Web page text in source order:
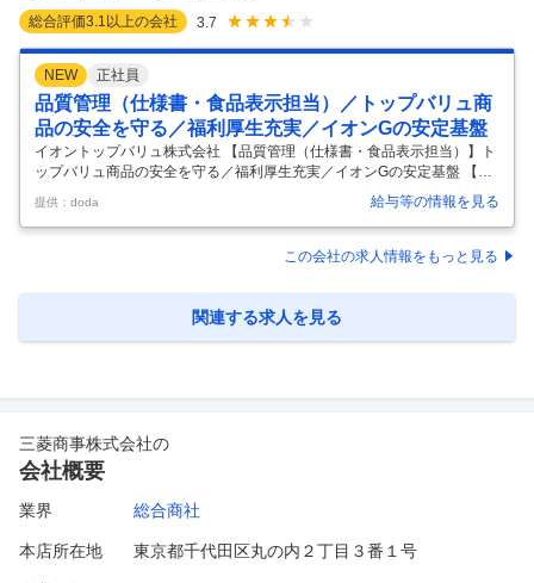
総合評価3.1 以上の会社 3.7
NEW 正社員
品質管理（仕様書・食品表示担当）／トップバリュ商
品の安全を守る／福利厚生充実／イオンGの安定基盤
イオントップバリュ株式会社 【品質管理（仕様書・食品表示担当）】ト
ップバリュ商品の安全を守る／福利厚生充実／イオンGの安定基盤 【仕
事内容】 【品質管理（仕様書・食品表示担当）】トップバリュ商品の安
全を守る／福利厚生充実／イオンGの安定基盤 【具体的な仕事内容】
【残業15～20h／年間休日120日・土日休／入社後は食品表示や仕様書
に関する業務チームへ配属／品質管理の観点で責任を持つポジション／
お客さまへ安全に配慮した安心な商品をお届けするため、トップバリュ
は各商品への品質管理を徹底しています。品質管理担当（テクノロジス
提供：doda 給与等の情報を見る
この会社の求人情報をもっと見る
関連する求人を見る
三菱商事株式会社の
会社概要
業界 総合商社
本店所在地 東京都千代田区丸の内２丁目３番１号